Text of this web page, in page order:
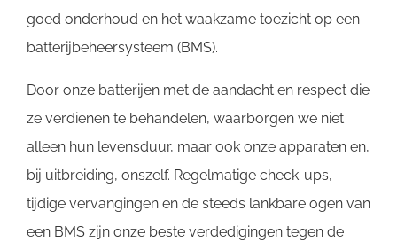
goed onderhoud en het waakzame toezicht op een
batterijbeheersysteem (BMS).
Door onze batterijen met de aandacht en respect die
ze verdienen te behandelen, waarborgen we niet
alleen hun levensduur, maar ook onze apparaten en,
bij uitbreiding, onszelf. Regelmatige check-ups,
tijdige vervangingen en de steeds lankbare ogen van
een BMS zijn onze beste verdedigingen tegen de